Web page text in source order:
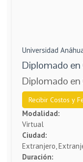
Universidad
Diplomado
Diplomado en
Recibir Costos y
Modalidad:
Virtual
Ciudad:
Extranjero,
Duración: